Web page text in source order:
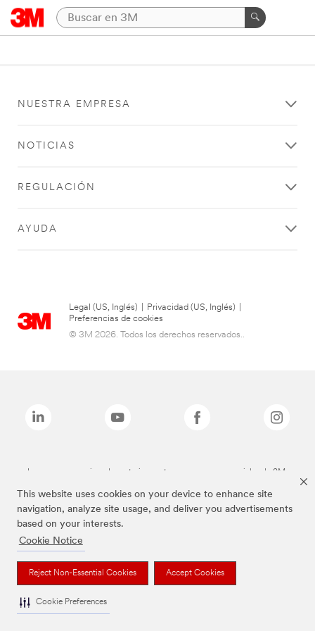
This website uses cookies on your device to enhance site
navigation, analyze site usage, and deliver you advertisements
based on your interests.
Cookie Notice
Reject Non-Essential Cookies Accept Cookies
Cookie Preferences
NUESTRA EMPRESA
NOTICIAS
REGULACIÓN
AYUDA
Legal (US, Inglés) Privacidad (US, Inglés)
Preferencias de cookies
© 3M 2026. Todos los derechos reservados..
Las marcas mencionadas anteriormente son marcas comerciales de 3M.